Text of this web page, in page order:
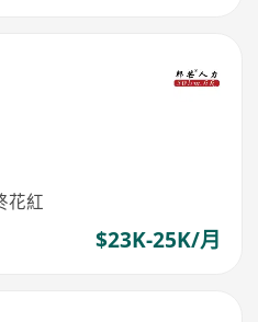
花紅
$23K-25K/月